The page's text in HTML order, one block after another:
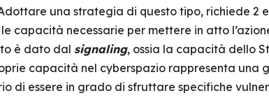
una strategia di questo tipo, richiede 2
capacità necessarie per mettere in atto
è dato dal signaling, ossia la capacità dello
capacità nel cyberspazio rappresenta una
di essere in grado di sfruttare specifiche